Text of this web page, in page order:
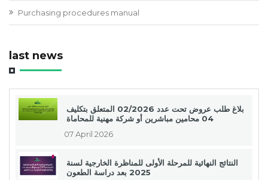
Purchasing procedures manual
last news
بلاغ طلب عروض تحت عدد 02/2026 المتعلق بتكليف
04 محامين مباشرين أو شركة مهنية للمحاماة
07 April 2026
النتائج النهائية للمرحلة الأولى للمناظرة الخارجية لسنة
2025 بعد دراسة الطعون